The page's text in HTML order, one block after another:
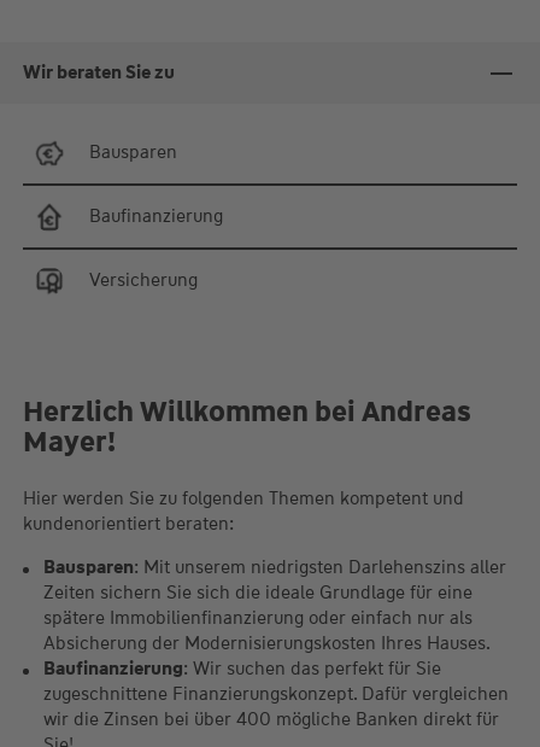
Wir beraten Sie zu
Bausparen
Baufinanzierung
Versicherung
Herzlich Willkommen bei Andreas
Mayer!
Hier werden Sie zu folgenden Themen kompetent und
kundenorientiert beraten:
Bausparen: Mit unserem niedrigsten Darlehenszins aller
Zeiten sichern Sie sich die ideale Grundlage für eine
spätere Immobilienfinanzierung oder einfach nur als
Absicherung der Modernisierungskosten Ihres Hauses.
Baufinanzierung: Wir suchen das perfekt für Sie
zugeschnittene Finanzierungskonzept. Dafür vergleichen
wir die Zinsen bei über 400 mögliche Banken direkt für